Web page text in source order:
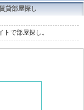
貸部屋探し
で部屋探し。